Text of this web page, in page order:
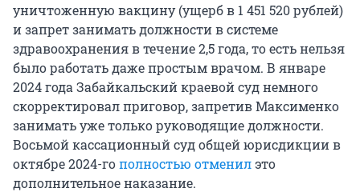
уничтоженную вакцину (ущерб в 1 451 520 рублей)
и запрет занимать должности в системе
здравоохранения в течение 2,5 года, то есть нельзя
было работать даже простым врачом. В январе
2024 года Забайкальский краевой суд немного
скорректировал приговор, запретив Максименко
занимать уже только руководящие должности.
Восьмой кассационный суд общей юрисдикции в
октябре 2024-гополностью отменилэто
дополнительное наказание.